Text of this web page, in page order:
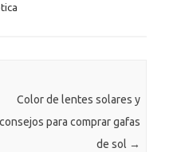
Color de lentes solares y
consejos para comprar gafas
de sol →